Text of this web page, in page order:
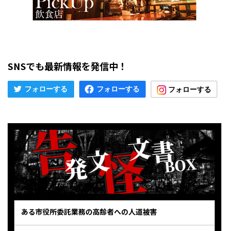
SNSでも最新情報を発信中！
ある市役所委託業務の高齢者への人道被害